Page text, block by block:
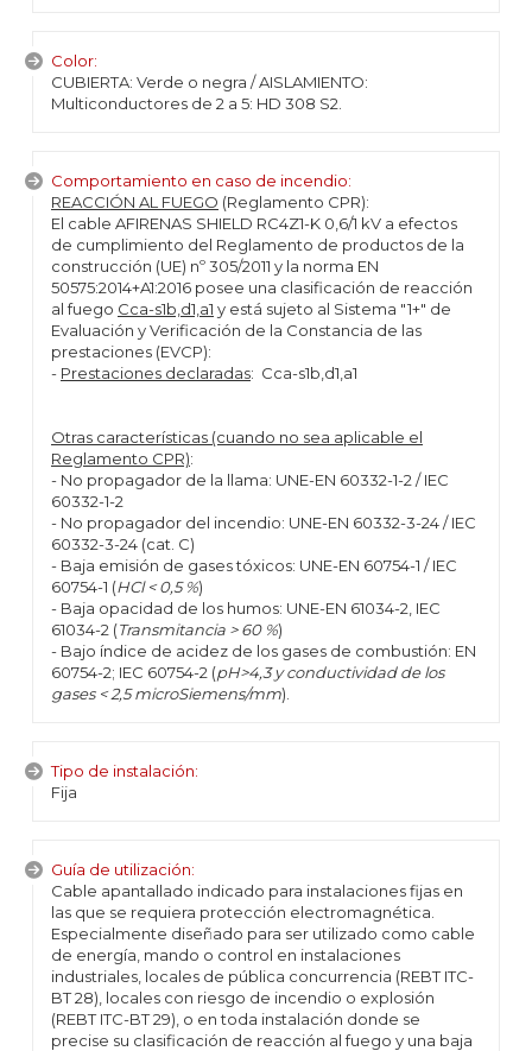
Color:
CUBIERTA: Verde o negra / AISLAMIENTO:
Multiconductores de 2 a 5: HD 308 S2.
Comportamiento en caso de incendio:
REACCIÓN AL FUEGO (Reglamento CPR):
El cable AFIRENAS SHIELD RC4Z1-K 0,6/1 kV a efectos
de cumplimiento del Reglamento de productos de la
construcción (UE) nº 305/2011 y la norma EN
50575:2014+A1:2016 posee una clasificación de reacción
al fuego Cca-s1b,d1,a1 y está sujeto al Sistema "1+" de
Evaluación y Verificación de la Constancia de las
prestaciones (EVCP):
- Prestaciones declaradas: Cca-s1b,d1,a1
Otras características (cuando no sea aplicable el
Reglamento CPR):
- No propagador de la llama: UNE-EN 60332-1-2 / IEC
60332-1-2
- No propagador del incendio: UNE-EN 60332-3-24 / IEC
60332-3-24 (cat. C)
- Baja emisión de gases tóxicos: UNE-EN 60754-1 / IEC
60754-1 (HCl < 0,5 %)
- Baja opacidad de los humos: UNE-EN 61034-2, IEC
61034-2 (Transmitancia > 60 %)
- Bajo índice de acidez de los gases de combustión: EN
60754-2; IEC 60754-2 (pH>4,3 y conductividad de los
gases < 2,5 microSiemens/mm).
Tipo de instalación:
Fija
Guía de utilización:
Cable apantallado indicado para instalaciones fijas en
las que se requiera protección electromagnética.
Especialmente diseñado para ser utilizado como cable
de energía, mando o control en instalaciones
industriales, locales de pública concurrencia (REBT ITC-
BT 28), locales con riesgo de incendio o explosión
(REBT ITC-BT 29), o en toda instalación donde se
precise su clasificación de reacción al fuego y una baja